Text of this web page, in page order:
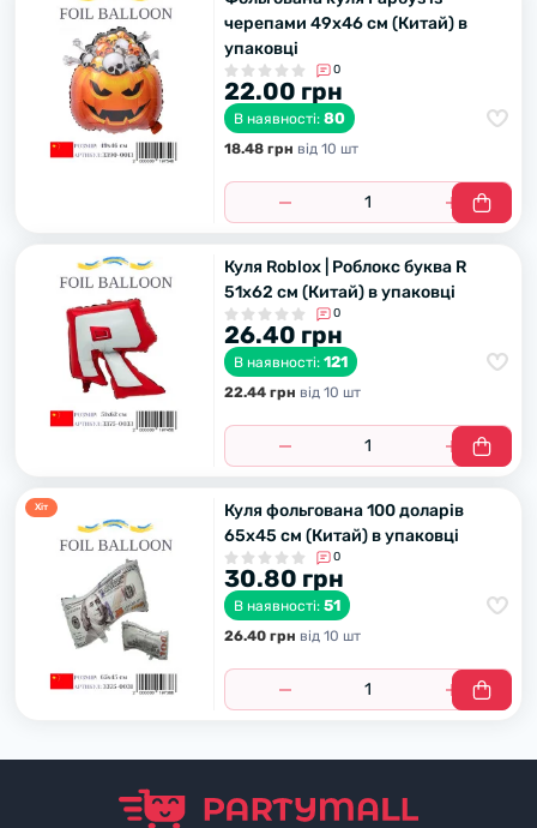
черепами 49х46 см (Китай) в
упаковці
0
22.00 грн
В наявності: 80
18.48 грн вiд 10 шт
Куля Roblox | Роблокс буква R
51х62 см (Китай) в упаковці
0
26.40 грн
В наявності: 121
22.44 грн вiд 10 шт
Хiт
Куля фольгована 100 доларів
65х45 см (Китай) в упаковці
0
30.80 грн
В наявності: 51
26.40 грн вiд 10 шт